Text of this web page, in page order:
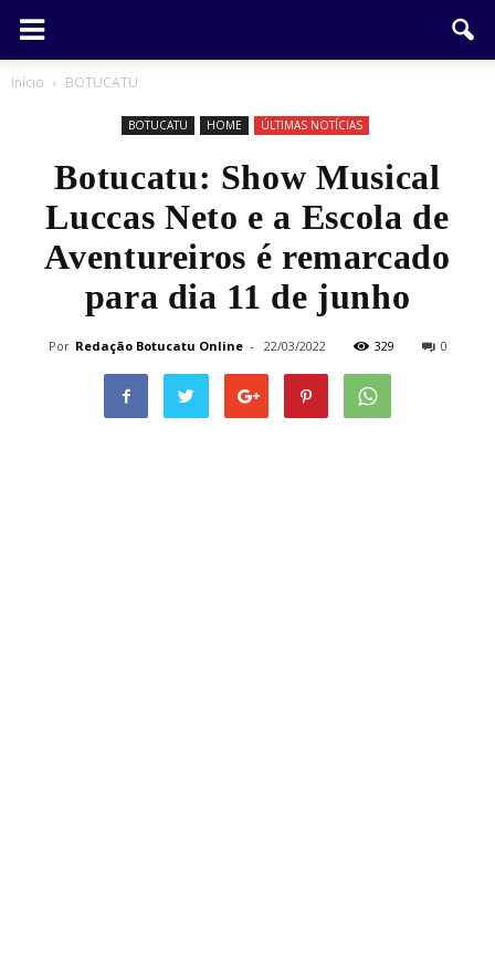
Início BOTUCATU
BOTUCATU HOME ÚLTIMAS NOTÍCIAS
Botucatu: Show Musical
Luccas Neto e a Escola de
Aventureiros é remarcado
para dia 11 de junho
Por Redação Botucatu Online - 22/03/2022 329 0